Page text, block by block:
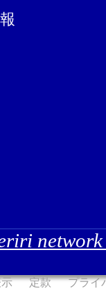
定款 プライ